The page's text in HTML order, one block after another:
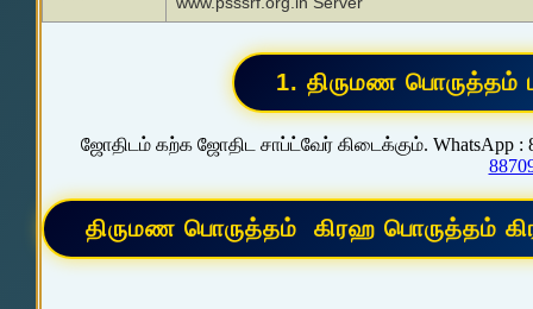
ஜோதிடம் கற்க ஜோதிட சாப்ட்வேர் கிடைக்கும். WhatsApp :